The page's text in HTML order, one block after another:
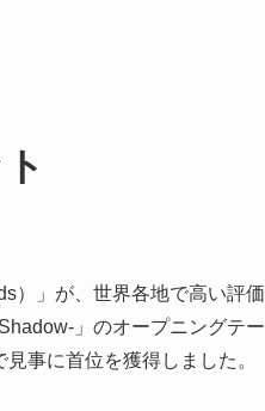
）」が、世界各地で高い評価
」のオープニングテー
事に首位を獲得しました。